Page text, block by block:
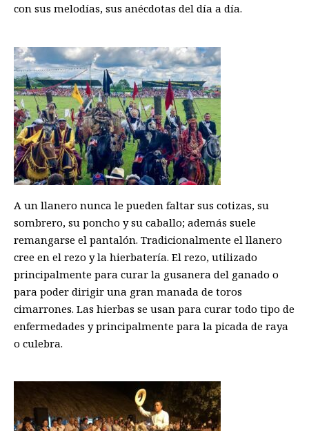
con sus melodías, sus anécdotas del día a día.
A un llanero nunca le pueden faltar sus cotizas, su
sombrero, su poncho y su caballo; además suele
remangarse el pantalón. Tradicionalmente el llanero
cree en el rezo y la hierbatería. El rezo, utilizado
principalmente para curar la gusanera del ganado o
para poder dirigir una gran manada de toros
cimarrones. Las hierbas se usan para curar todo tipo de
enfermedades y principalmente para la picada de raya
o culebra.